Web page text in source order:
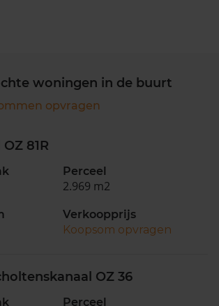
woningen in de buurt
opvragen
81R
Perceel
2.969 m2
Verkoopprijs
Koopsom opvragen
OZ 36
Perceel